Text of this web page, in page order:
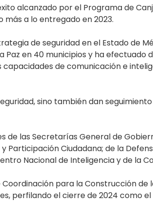
alcanzado por el Programa de
más a lo entregado en 2023.
de seguridad en el Estado de
en 40 municipios y ha efectuado
de comunicación e
sino también dan
de las Secretarías General de
Ciudadana; de la
Nacional de Inteligencia y de la
para la Construcción
perfilando el cierre de 2024 como